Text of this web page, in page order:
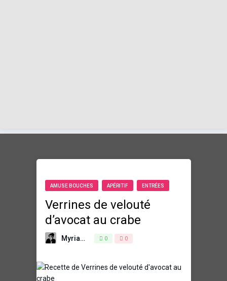
AMUSE BOUCHES APÉRITIF ENTRÉES
Verrines de velouté
d’avocat au crabe
Myriam 22 février 2014
0 0